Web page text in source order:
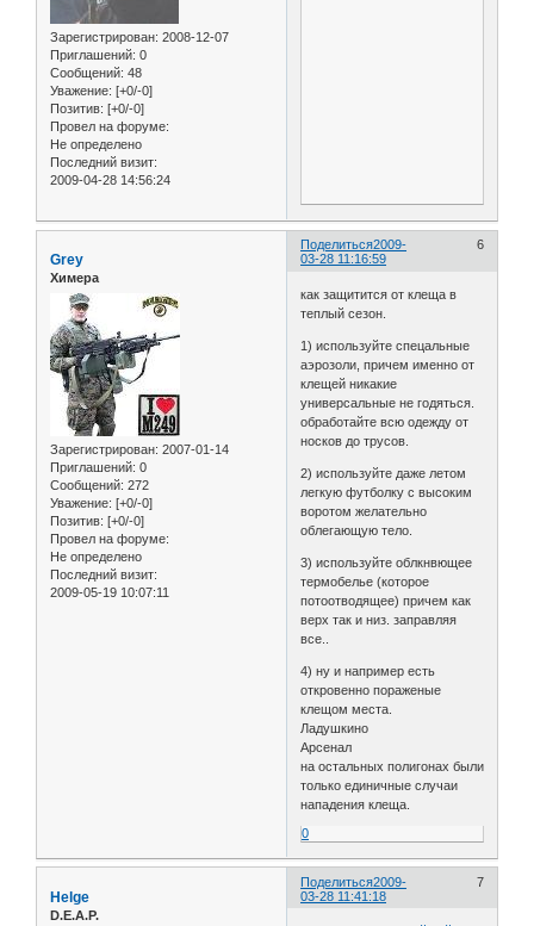
Зарегистрирован: 2008-12-07
Приглашений: 0
Сообщений: 48
Уважение: [+0/-0]
Позитив: [+0/-0]
Провел на форуме:
Не определено
Последний визит:
2009-04-28 14:56:24
Поделиться 6
2009-
03-28 11:16:59
Grey
Химера
Зарегистрирован: 2007-01-14
Приглашений: 0
Сообщений: 272
Уважение: [+0/-0]
Позитив: [+0/-0]
Провел на форуме:
Не определено
Последний визит:
2009-05-19 10:07:11
как защитится от клеща в
теплый сезон.
1) используйте спецальные
аэрозоли, причем именно от
клещей никакие
универсальные не годяться.
обработайте всю одежду от
носков до трусов.
2) используйте даже летом
легкую футболку с высоким
воротом желательно
облегающую тело.
3) используйте облкнвющее
термобелье (которое
потоотводящее) причем как
верх так и низ. заправляя
все..
4) ну и например есть
откровенно пораженые
клещом места.
Ладушкино
Арсенал
на остальных полигонах были
только единичные случаи
нападения клеща.
0
Поделиться 7
2009-
03-28 11:41:18
Helge
D.E.A.P.